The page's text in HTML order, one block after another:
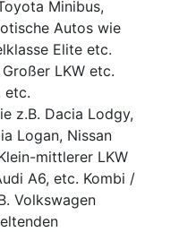
Minibus,
Autos wie
Elite etc.
LKW etc.
etc.
z.B. Dacia Lodgy,
Logan, Nissan
mittlerer LKW
A6, etc. Kombi /
Volkswagen